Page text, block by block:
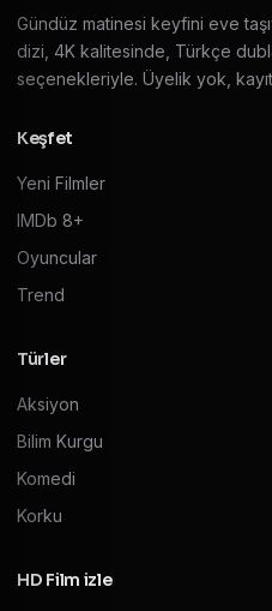
Gündüz matinesi keyfini eve
dizi, 4K kalitesinde, Türkçe
seçenekleriyle. Üyelik yok,
Keşfet
Yeni Filmler
IMDb 8+
Oyuncular
Trend
Türler
Aksiyon
Bilim Kurgu
Komedi
Korku
HD Film izle